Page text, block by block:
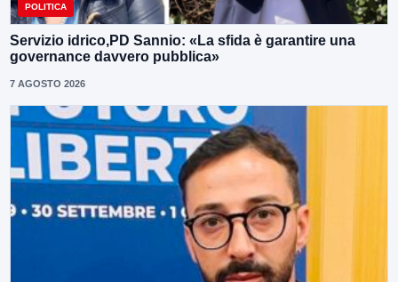
POLITICA
Servizio idrico,PD Sannio: «La sfida è garantire una
governance davvero pubblica»
7 AGOSTO 2026